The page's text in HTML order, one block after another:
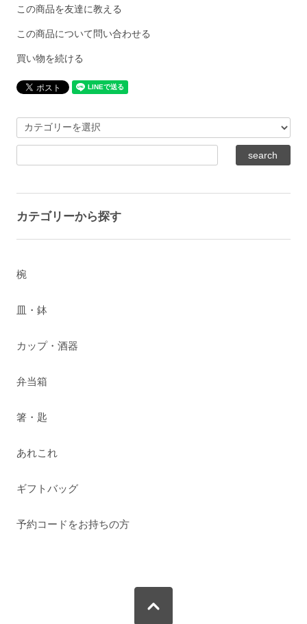
この商品を友達に教える
この商品について問い合わせる
買い物を続ける
カテゴリーから探す
椀
皿・鉢
カップ・酒器
弁当箱
箸・匙
あれこれ
ギフトバッグ
予約コードをお持ちの方